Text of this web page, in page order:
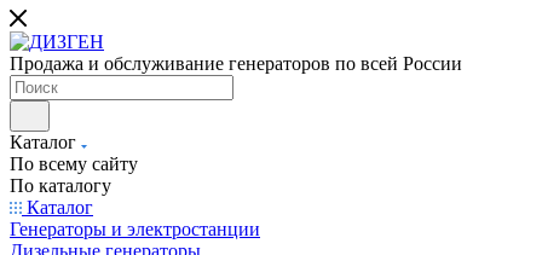
Продажа и обслуживание генераторов по всей России
Каталог
По всему сайту
По каталогу
Каталог
Генераторы и электростанции
Дизельные генераторы